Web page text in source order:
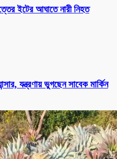
ইটের আঘাতে নারী নিহত
যন্ত্রণায় ভুগছেন সাবেক মার্কিন